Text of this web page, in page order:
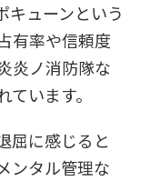
キューンという
有率や信頼度
炎ノ消防隊な
います。
屈に感じると
ンタル管理な